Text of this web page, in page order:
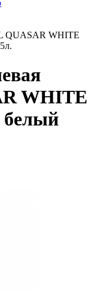
QUASAR WHITE
WHITE